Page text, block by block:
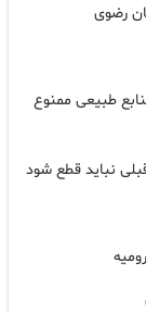
رضوی
طبیعی ممنوع
نباید قطع شود